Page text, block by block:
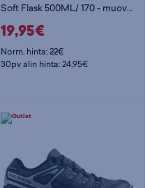
Soft Flask 500ML/ 170 - muovinen juomapullo
19,95€
Norm. hinta:22€
30pv alin hinta: 24,95€